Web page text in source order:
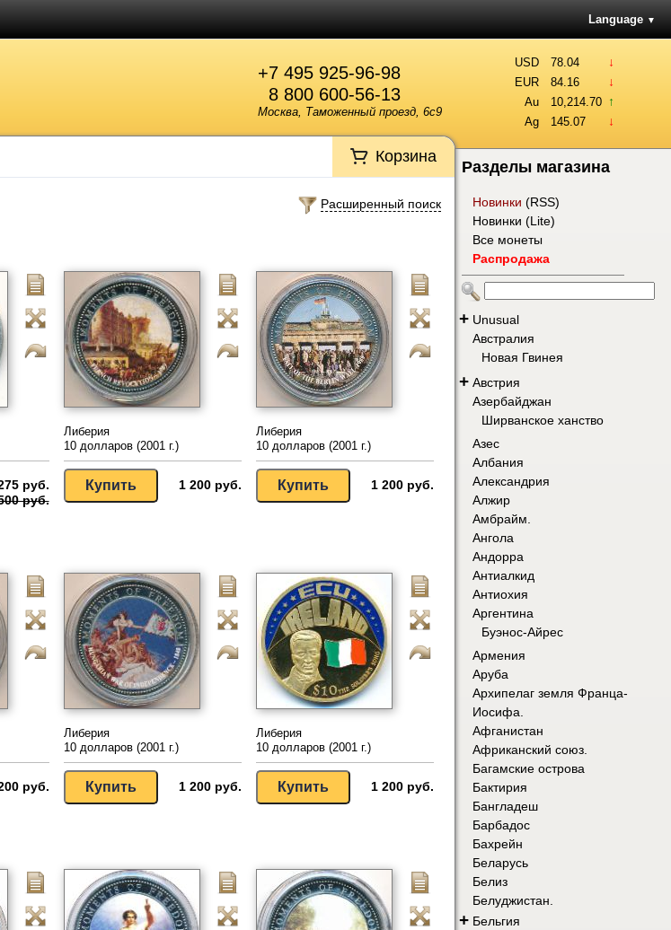
Language ▼
+7 495 925-96-98
8 800 600-56-13
Москва, Таможенный проезд, 6с9
USD 78.04 ↓
EUR 84.16 ↓
Au 10,214.70 ↑
Ag 145.07 ↓
Корзина
Расширенный поиск
руб.
руб.
Либерия
10 долларов (2001 г.)
1 200 руб.
Либерия
10 долларов (2001 г.)
1 200 руб.
руб.
Либерия
10 долларов (2001 г.)
1 200 руб.
Либерия
10 долларов (2001 г.)
1 200 руб.
Разделы магазина
Новинки (RSS)
Новинки (Lite)
Все монеты
Распродажа
+ Unusual
Австралия
Новая Гвинея
+ Австрия
Азербайджан
Ширванское ханство
Азес
Албания
Александрия
Алжир
Амбрайм.
Ангола
Андорра
Антиалкид
Антиохия
Аргентина
Буэнос-Айрес
Армения
Аруба
Архипелаг земля Франца-
Иосифа.
Афганистан
Африканский союз.
Багамские острова
Бактирия
Бангладеш
Барбадос
Бахрейн
Беларусь
Белиз
Белуджистан.
+ Бельгия